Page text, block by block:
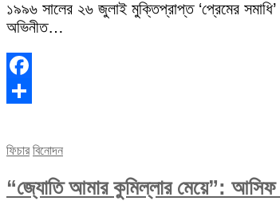
১৯৯৬ সালের ২৬ জুলাই মুক্তিপ্রাপ্ত ‘প্রেমের সমাধি’
অভিনীত…
Facebook
ফিচার বিনোদন
“জ্যোতি আমার কুমিল্লার মেয়ে”: